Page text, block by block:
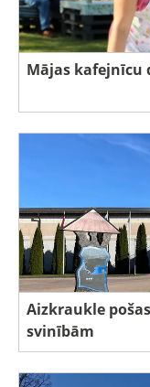
Mājas kafejnīcu
Aizkraukle
svinībām